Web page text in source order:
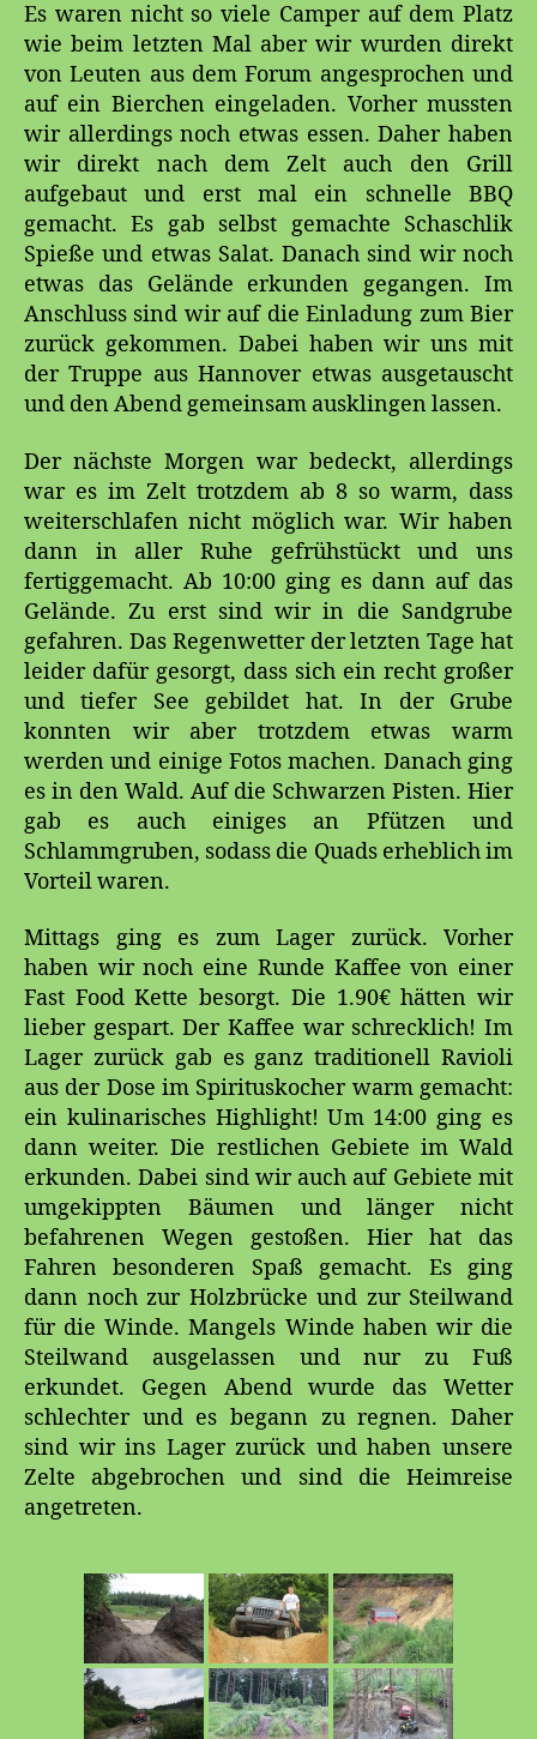
Es waren nicht so viele Camper auf dem Platz
wie beim letzten Mal aber wir wurden direkt
von Leuten aus dem Forum angesprochen und
auf ein Bierchen eingeladen. Vorher mussten
wir allerdings noch etwas essen. Daher haben
wir direkt nach dem Zelt auch den Grill
aufgebaut und erst mal ein schnelle BBQ
gemacht. Es gab selbst gemachte Schaschlik
Spieße und etwas Salat. Danach sind wir noch
etwas das Gelände erkunden gegangen. Im
Anschluss sind wir auf die Einladung zum Bier
zurück gekommen. Dabei haben wir uns mit
der Truppe aus Hannover etwas ausgetauscht
und den Abend gemeinsam ausklingen lassen.
Der nächste Morgen war bedeckt, allerdings
war es im Zelt trotzdem ab 8 so warm, dass
weiterschlafen nicht möglich war. Wir haben
dann in aller Ruhe gefrühstückt und uns
fertiggemacht. Ab 10:00 ging es dann auf das
Gelände. Zu erst sind wir in die Sandgrube
gefahren. Das Regenwetter der letzten Tage hat
leider dafür gesorgt, dass sich ein recht großer
und tiefer See gebildet hat. In der Grube
konnten wir aber trotzdem etwas warm
werden und einige Fotos machen. Danach ging
es in den Wald. Auf die Schwarzen Pisten. Hier
gab es auch einiges an Pfützen und
Schlammgruben, sodass die Quads erheblich im
Vorteil waren.
Mittags ging es zum Lager zurück. Vorher
haben wir noch eine Runde Kaffee von einer
Fast Food Kette besorgt. Die 1.90€ hätten wir
lieber gespart. Der Kaffee war schrecklich! Im
Lager zurück gab es ganz traditionell Ravioli
aus der Dose im Spirituskocher warm gemacht:
ein kulinarisches Highlight! Um 14:00 ging es
dann weiter. Die restlichen Gebiete im Wald
erkunden. Dabei sind wir auch auf Gebiete mit
umgekippten Bäumen und länger nicht
befahrenen Wegen gestoßen. Hier hat das
Fahren besonderen Spaß gemacht. Es ging
dann noch zur Holzbrücke und zur Steilwand
für die Winde. Mangels Winde haben wir die
Steilwand ausgelassen und nur zu Fuß
erkundet. Gegen Abend wurde das Wetter
schlechter und es begann zu regnen. Daher
sind wir ins Lager zurück und haben unsere
Zelte abgebrochen und sind die Heimreise
angetreten.